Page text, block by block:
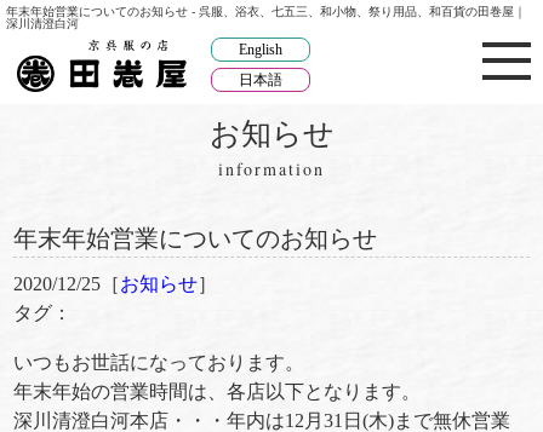
年末年始営業についてのお知らせ - 呉服、浴衣、七五三、和小物、祭り用品、和百貨の田巻屋｜
深川清澄白河
English
日本語
お知らせ
information
年末年始営業についてのお知らせ
2020/12/25［お知らせ］
タグ：
いつもお世話になっております。
年末年始の営業時間は、各店以下となります。
深川清澄白河本店・・・年内は12月31日(木)まで無休営業